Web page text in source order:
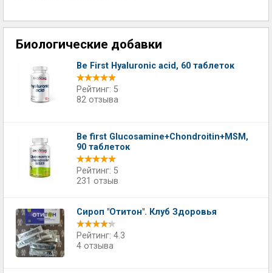
Биологические добавки
Be First Hyaluronic acid, 60 таблеток
Рейтинг: 5
82 отзыва
Be first Glucosamine+Chondroitin+MSM,
90 таблеток
Рейтинг: 5
231 отзыв
Сироп "Отитон". Клуб Здоровья
Рейтинг: 4.3
4 отзыва